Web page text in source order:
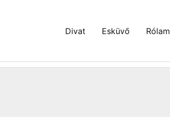
Divat Esküvő Rólam